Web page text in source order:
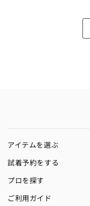
アイテムを選ぶ
試着予約をする
プロを探す
ご利用ガイド